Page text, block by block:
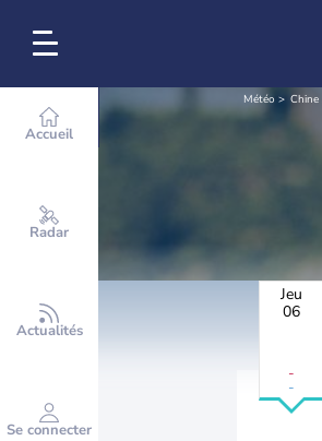
Accueil
Radar
Actualités
Se connecter
Météo Chine
Jeu
06
-
-